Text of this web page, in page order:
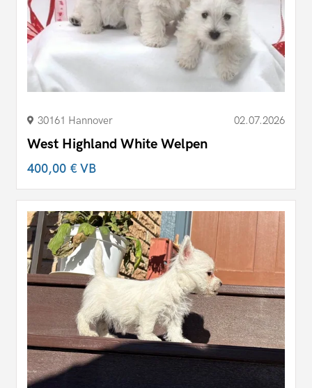
30161 Hannover 02.07.2026
West Highland White Welpen
400,00 €VB